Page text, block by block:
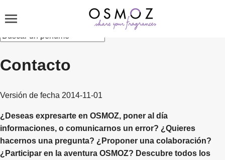
Contacto
Versión de fecha 2014-11-01
¿Deseas expresarte en OSMOZ, poner al día
informaciones, o comunicarnos un error? ¿Quieres
hacernos una pregunta? ¿Proponer una colaboración?
¿Participar en la aventura OSMOZ? Descubre todos los